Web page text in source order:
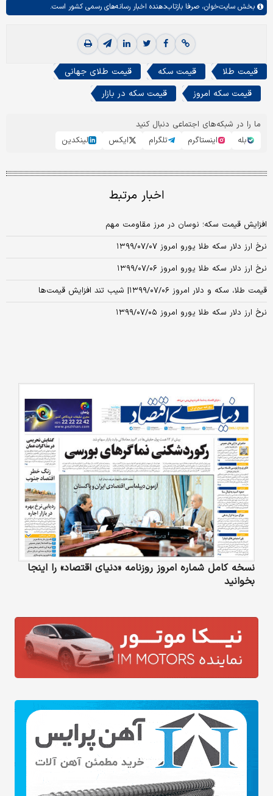
بخش سایت‌خوان، صرفا بازتاب‌دهنده اخبار رسانه‌های رسمی کشور است.
قیمت طلا قیمت سکه
قیمت طلای جهانی
قیمت سکه امروز
قیمت سکه در بازار
ما را در شبکه‌های اجتماعی دنبال کنید
بله
اینستاگرم تلگرام ایکس لینکدین
اخبار مرتبط
افزایش قیمت سکه؛ نوسان در مرز مقاومت مهم
نرخ ارز دلار سکه طلا یورو امروز ۱۳۹۹/۰۷/۰۷
نرخ ارز دلار سکه طلا یورو امروز ۱۳۹۹/۰۷/۰۶
قیمت طلا، سکه و دلار امروز ۱۳۹۹/۰۷/۰۶| شیب تند افزایش قیمت‌ها
نرخ ارز دلار سکه طلا یورو امروز ۱۳۹۹/۰۷/۰۵
نسخه کامل شماره امروز روزنامه «دنیای‌ اقتصاد» را اینجا
بخوانید